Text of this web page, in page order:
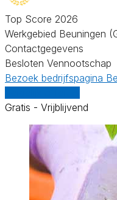
Top Score 2026
Werkgebied Beuningen
Contactgegevens
Besloten Vennootschap
Bezoek bedrijfspagina
Gratis - Vrijblijvend